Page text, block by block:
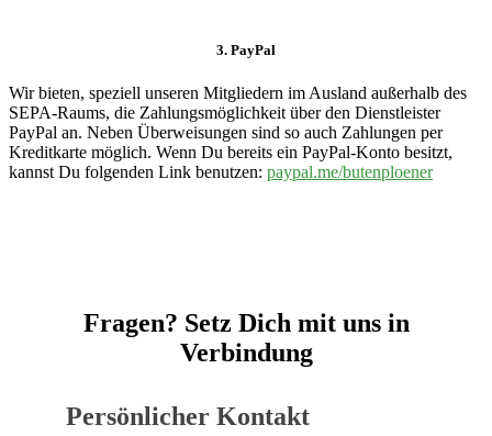
3. PayPal
Wir bieten, speziell unseren Mitgliedern im Ausland außerhalb des
SEPA-Raums, die Zahlungsmöglichkeit über den Dienstleister
PayPal an. Neben Überweisungen sind so auch Zahlungen per
Kreditkarte möglich. Wenn Du bereits ein PayPal-Konto besitzt,
kannst Du folgenden Link benutzen: paypal.me/butenploener
Fragen? Setz Dich mit uns in
Verbindung
Persönlicher Kontakt